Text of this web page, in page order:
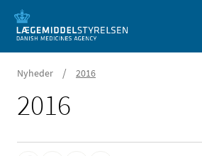
Nyheder / 2016
2016